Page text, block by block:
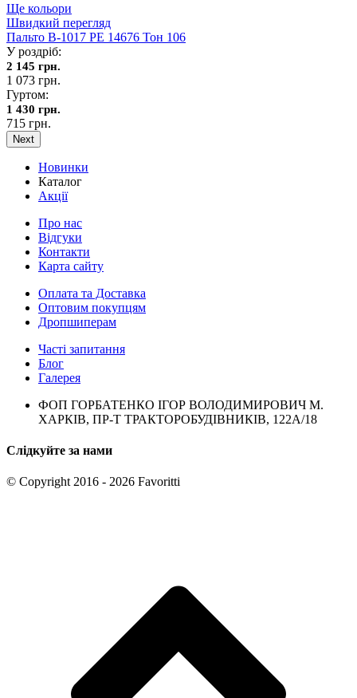
Ще кольори
Швидкий перегляд
Пальто В-1017 PE 14676 Тон 106
У роздріб:
2 145 грн.
1 073 грн.
Гуртом:
1 430 грн.
715 грн.
Next
Новинки
Каталог
Акції
Про нас
Відгуки
Контакти
Карта сайту
Оплата та Доставка
Оптовим покупцям
Дропшиперам
Часті запитання
Блог
Галерея
ФОП ГОРБАТЕНКО ІГОР ВОЛОДИМИРОВИЧ М.
ХАРКІВ, ПР-Т ТРАКТОРОБУДІВНИКІВ, 122А/18
Слідкуйте за нами
© Copyright 2016 - 2026 Favoritti